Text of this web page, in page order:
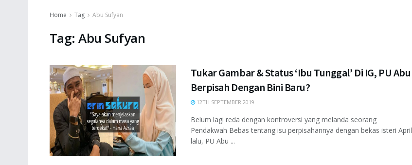
Home Tag Abu Sufyan
Tag:Abu Sufyan
Tukar Gambar & Status ‘Ibu Tunggal’ Di IG, PU Abu
Berpisah Dengan Bini Baru?
12TH SEPTEMBER 2019
Belum lagi reda dengan kontroversi yang melanda seorang
Pendakwah Bebas tentang isu perpisahannya dengan bekas isteri April
lalu, PU Abu ...